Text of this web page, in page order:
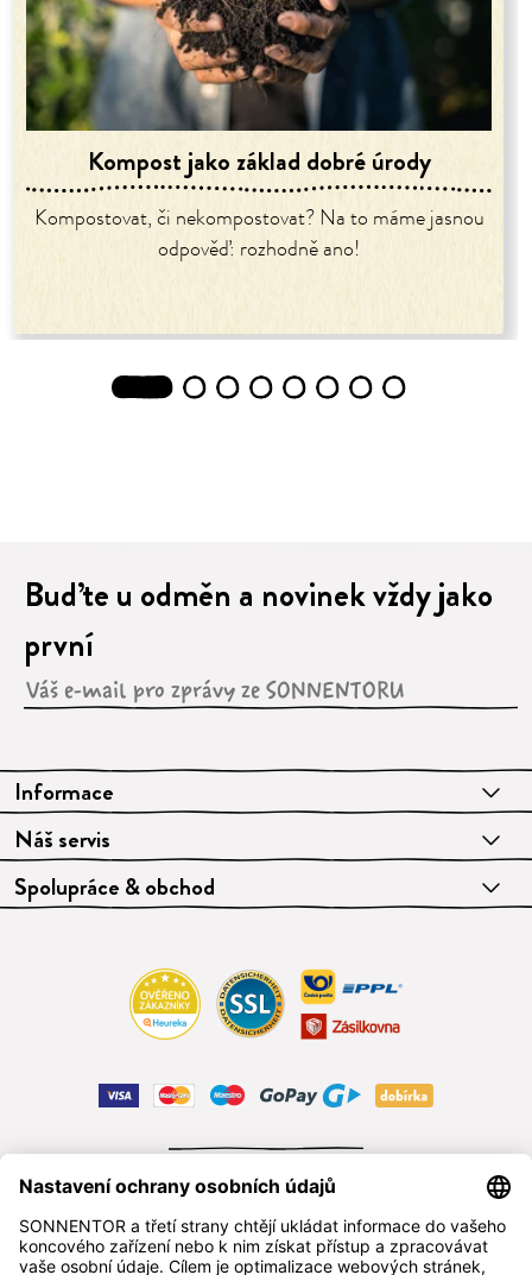
Kompost jako základ dobré úrody
Kompostovat, či nekompostovat? Na to máme jasnou
odpověď: rozhodně ano!
2 3 4 5 6 7 8
Informace
Náš servis
Spolupráce & obchod
Buďte u odměn a novinek vždy jako
první
čeština